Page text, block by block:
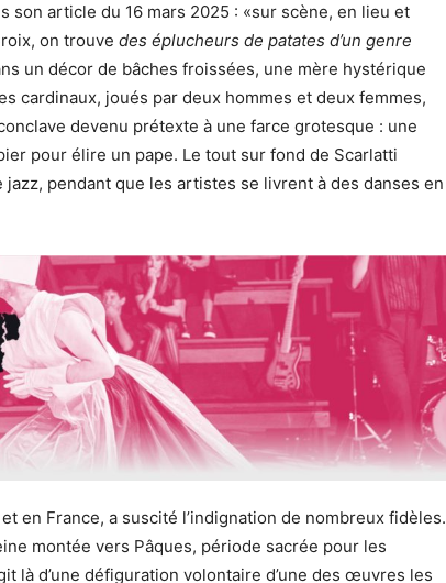
son article du 16 mars 2025 : «sur scène, en lieu et
on trouve des éplucheurs de patates d’un genre
un décor de bâches froissées, une mère hystérique
cardinaux, joués par deux hommes et deux femmes,
devenu prétexte à une farce grotesque : une
pour élire un pape. Le tout sur fond de Scarlatti
pendant que les artistes se livrent à des danses en
en France, a suscité l’indignation de nombreux fidèles.
montée vers Pâques, période sacrée pour les
là d’une défiguration volontaire d’une des œuvres les